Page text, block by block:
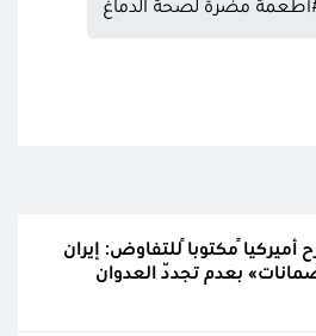
مضرة لصحة الدماغ
أميركياً مكتوباً للتفاوض: إيران
بعدم تجدّد العدوان